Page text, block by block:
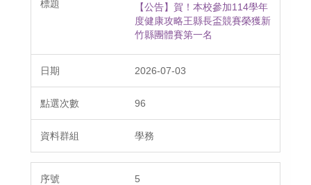
【公告】賀！本校參加114學年
度健康攻略王縣長盃競賽榮獲新
竹縣團體賽第一名
2026-07-03
96
學務
5